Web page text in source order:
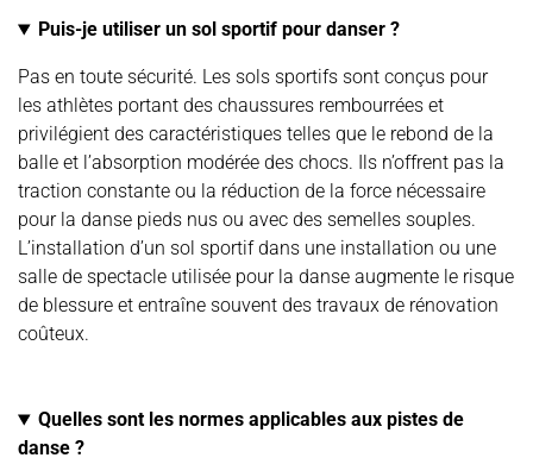
Puis-je utiliser un sol sportif pour danser ?
Pas en toute sécurité. Les sols sportifs sont conçus pour
les athlètes portant des chaussures rembourrées et
privilégient des caractéristiques telles que le rebond de la
balle et l’absorption modérée des chocs. Ils n’offrent pas la
traction constante ou la réduction de la force nécessaire
pour la danse pieds nus ou avec des semelles souples.
L’installation d’un sol sportif dans une installation ou une
salle de spectacle utilisée pour la danse augmente le risque
de blessure et entraîne souvent des travaux de rénovation
coûteux.
Quelles sont les normes applicables aux pistes de
danse ?